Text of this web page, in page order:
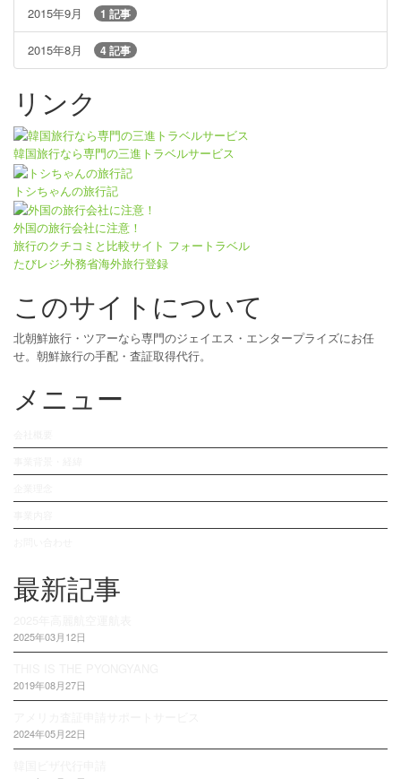
2015年9月 1 記事
2015年8月 4 記事
リンク
韓国旅行なら専門の三進トラベルサービス
トシちゃんの旅行記
外国の旅行会社に注意！
旅行のクチコミと比較サイト フォートラベル
たびレジ-外務省海外旅行登録
このサイトについて
北朝鮮旅行・ツアーなら専門のジェイエス・エンタープライズにお任
せ。朝鮮旅行の手配・査証取得代行。
メニュー
最新記事
2025年03月12日
2019年08月27日
2024年05月22日